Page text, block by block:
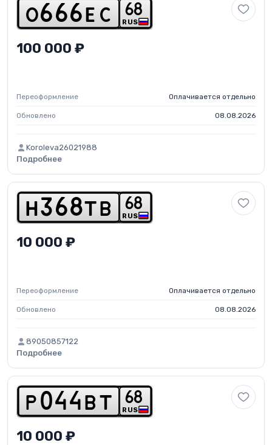
o6 6 6 e c RUS
68
100 000 ₽
Переоформление Оплачивается отдельно
Обновлено 08.08.2026
Koroleva26021988
Подробнее
h 3 6 8t b RUS
68
10 000 ₽
Переоформление Оплачивается отдельно
Обновлено 08.08.2026
89050857122
Подробнее
p 0 4 4 b t RUS
68
10 000 ₽